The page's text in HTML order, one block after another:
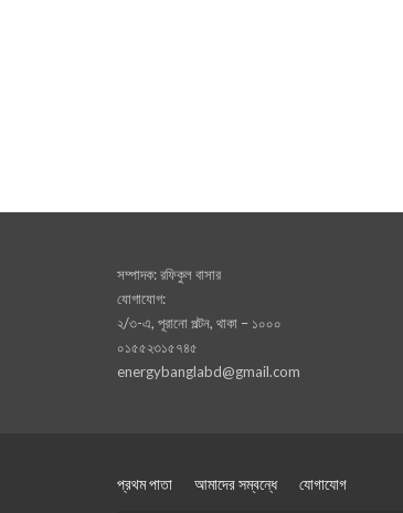
সম্পাদক: রফিকুল বাসার
যোগাযোগ:
২/৩-এ, পূরানো পল্টন, থাকা – ১০০০
০১৫৫২৩১৫৭৪৫
energybanglabd@gmail.com
প্রথম পাতা আমাদের সম্বন্ধে যোগাযোগ